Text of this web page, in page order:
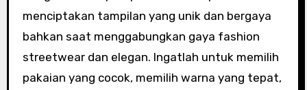
menciptakan tampilan yang unik dan bergaya
bahkan saat menggabungkan gaya fashion
streetwear dan elegan. Ingatlah untuk memilih
pakaian yang cocok, memilih warna yang tepat,